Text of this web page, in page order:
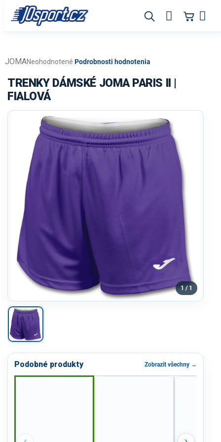
obsah
Priemerné
produktu
je
0,0
hviezdičiek.
Neohodnotené Podrobnosti hodnotenia
JOMA
TRENKY DÁMSKÉ JOMA PARIS II |
FIALOVÁ
1 / 1
Podobné produkty Zobrazit všechny →